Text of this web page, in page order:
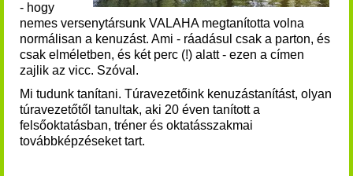
- hogy
nemes versenytársunk VALAHA megtanította volna
normálisan a kenuzást. Ami - ráadásul csak a parton, és
csak elméletben, és két perc (!) alatt - ezen a címen
zajlik az vicc. Szóval.
Mi tudunk tanítani. Túravezetőink kenuzástanítást, olyan
túravezetőtől tanultak, aki 20 éven tanított a
felsőoktatásban, tréner és oktatásszakmai
továbbképzéseket tart.